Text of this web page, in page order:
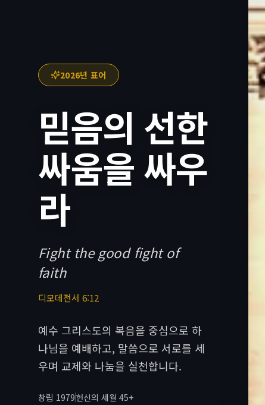
2026년 표어
믿음의 선한
싸움을 싸우
라
Fight the good fight of
faith
디모데전서 6:12
예수 그리스도의 복음을 중심으로 하
나님을 예배하고, 말씀으로 서로를 세
우며 교제와 나눔을 실천합니다.
창립 1979헌신의 세월 45+